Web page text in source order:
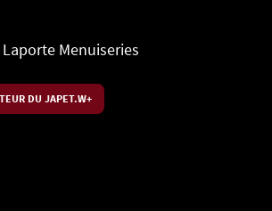
Menuiseries
DU JAPET.W+